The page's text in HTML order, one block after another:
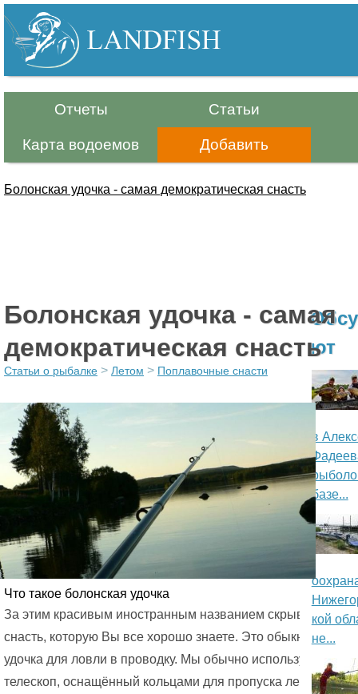
к
содержанию
Р
ы
б
к
н
ф
о
р
м
а
и
о
н
н
ы
Отчеты Статьи
Карта водоемов Добавить
Болонская удочка - самая демократическая снасть
Болонская удочка - самая
демократическая снасть
Статьи о рыбалке > Летом > Поплавочные снасти
Что такое болонская удочка
За этим красивым иностранным названием скрывается
снасть, которую Вы все хорошо знаете. Это обыкновенная
удочка для ловли в проводку. Мы обычно используем
телескоп, оснащённый кольцами для пропуска лески,
ют
в
базе...
кой
не...